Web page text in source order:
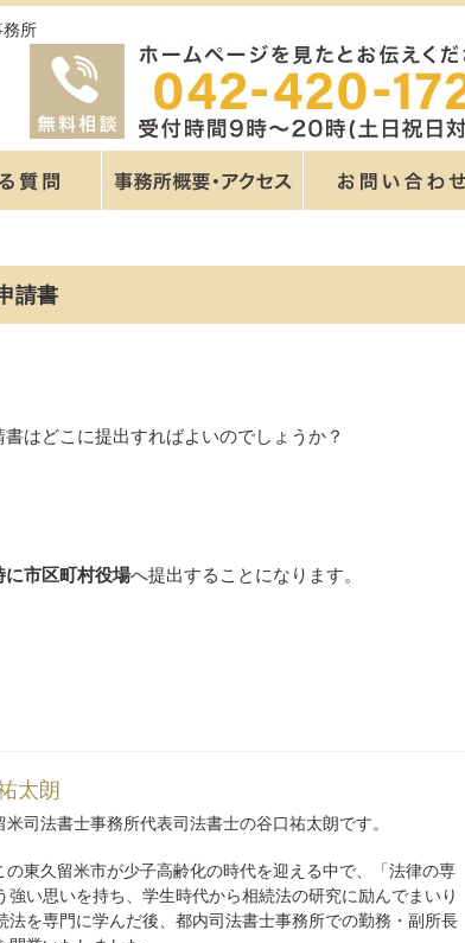
務所
請書
はどこに提出すればよいのでしょうか？
に市区町村役場へ提出することになります。
太朗
司法書士事務所代表司法書士の谷口祐太朗です。
の東久留米市が少子高齢化の時代を迎える中で、「法律の専
い思いを持ち、学生時代から相続法の研究に励んでまいり
法を専門に学んだ後、都内司法書士事務所での勤務・副所長